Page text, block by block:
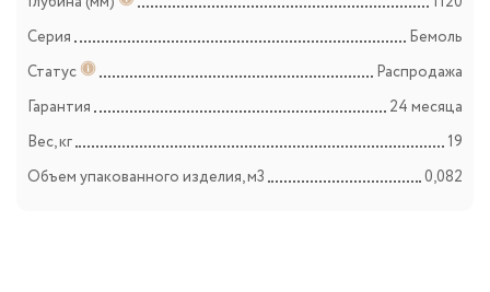
Серия
Бемоль
Статус
Распродажа
Гарантия
24 месяца
Вес, кг
19
Объем упакованного изделия, м3
0,082